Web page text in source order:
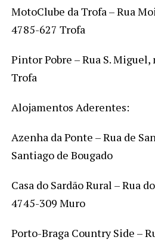
MotoClube da Trofa – Rua
4785-627 Trofa
Pintor Pobre – Rua S. Miguel,
Trofa
Alojamentos Aderentes:
Azenha da Ponte – Rua de
Santiago de Bougado
Casa do Sardão Rural – Rua
4745-309 Muro
Porto-Braga Country Side –